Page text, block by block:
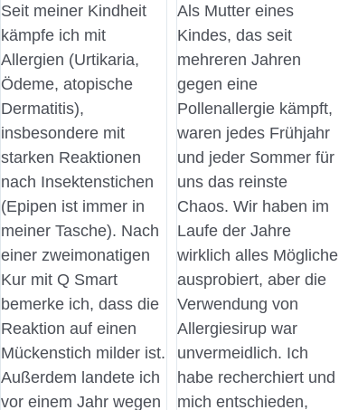
Seit meiner Kindheit
kämpfe ich mit
Allergien (Urtikaria,
Ödeme, atopische
Dermatitis),
insbesondere mit
starken Reaktionen
nach Insektenstichen
(Epipen ist immer in
meiner Tasche). Nach
einer zweimonatigen
Kur mit Q Smart
bemerke ich, dass die
Reaktion auf einen
Mückenstich milder ist.
Außerdem landete ich
vor einem Jahr wegen
Als Mutter eines
Kindes, das seit
mehreren Jahren
gegen eine
Pollenallergie kämpft,
waren jedes Frühjahr
und jeder Sommer für
uns das reinste
Chaos. Wir haben im
Laufe der Jahre
wirklich alles Mögliche
ausprobiert, aber die
Verwendung von
Allergiesirup war
unvermeidlich. Ich
habe recherchiert und
mich entschieden,